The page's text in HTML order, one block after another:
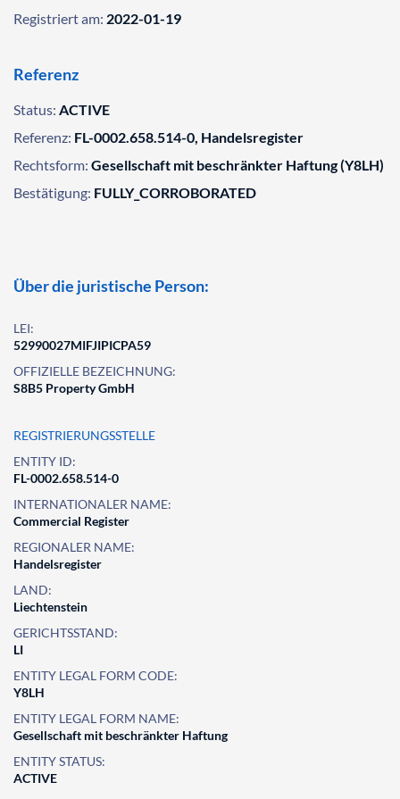
Registriert am: 2022-01-19
Referenz
Status: ACTIVE
Referenz: FL-0002.658.514-0, Handelsregister
Rechtsform: Gesellschaft mit beschränkter Haftung (Y8LH)
Bestätigung: FULLY_CORROBORATED
Über die juristische Person:
LEI:
52990027MIFJIPICPA59
OFFIZIELLE BEZEICHNUNG:
S8B5 Property GmbH
REGISTRIERUNGSSTELLE
ENTITY ID:
FL-0002.658.514-0
INTERNATIONALER NAME:
Commercial Register
REGIONALER NAME:
Handelsregister
LAND:
Liechtenstein
GERICHTSSTAND:
LI
ENTITY LEGAL FORM CODE:
Y8LH
ENTITY LEGAL FORM NAME:
Gesellschaft mit beschränkter Haftung
ENTITY STATUS:
ACTIVE